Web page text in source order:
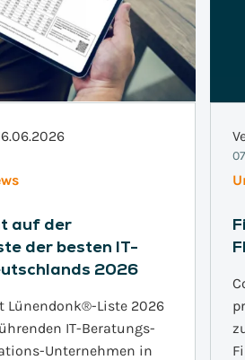
auf der
der besten IT-
2026
Lünendonk®-Liste 2026
IT-Beratungs-
Unternehmen in